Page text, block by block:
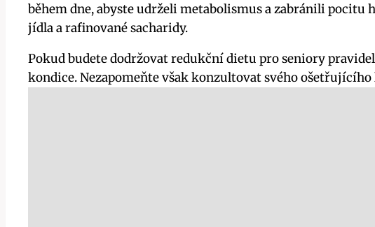
během dne, abyste udrželi metabolismus a zabránili
jídla a rafinované sacharidy.
Pokud budete dodržovat redukční dietu pro seniory
kondice. Nezapomeňte však konzultovat svého